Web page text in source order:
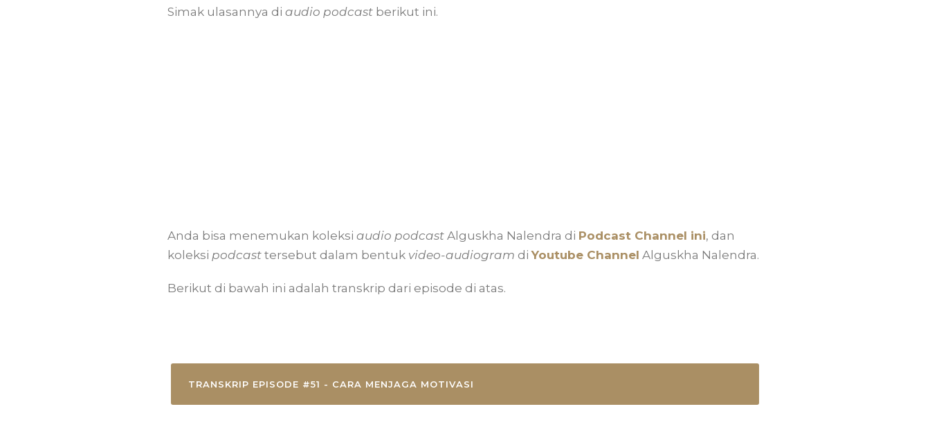
Simak ulasannya di audio podcast berikut ini.
Anda bisa menemukan koleksi audio podcast Alguskha Nalendra di Podcast Channel ini, dan
koleksi podcast tersebut dalam bentuk video-audiogram diYoutube Channel Alguskha Nalendra.
Berikut di bawah ini adalah transkrip dari episode di atas.
TRANSKRIP EPISODE #51 - CARA MENJAGA MOTIVASI